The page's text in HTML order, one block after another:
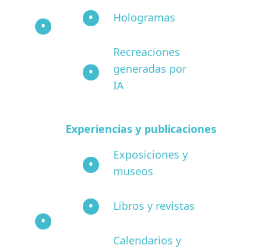
Hologramas
Recreaciones
generadas por
IA
Experiencias y publicaciones
Exposiciones y
museos
Libros y revistas
Calendarios y